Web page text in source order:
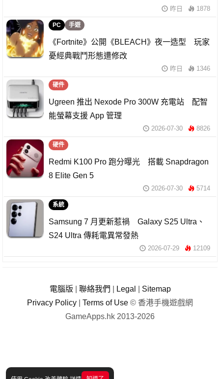
昨日 1878
PC 手遊
《Fortnite》公開《BLEACH》夜一造型 玩家
憂經典戰鬥形態遭修改
昨日 1346
硬件
Ugreen 推出 Nexode Pro 300W 充電站 配智
能螢幕支援 App 管理
2026-07-30 8826
硬件
Redmi K100 Pro 跑分曝光 搭載 Snapdragon
8 Elite Gen 5
2026-07-30 5714
系統
Samsung 7 月更新惹禍 Galaxy S25 Ultra、
S24 Ultra 傳耗電異常發熱
2026-07-29 12109
電腦版 聯絡我們 Legal
Sitemap
Privacy Policy
Terms of Use © 香港手機遊戲網
GameApps.hk 2013-2026